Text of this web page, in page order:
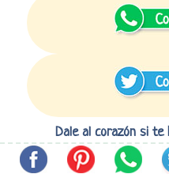
Dale al corazón si